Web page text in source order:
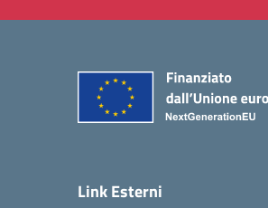
Link Esterni